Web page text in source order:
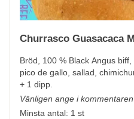
Churrasco Guasacaca
Bröd, 100 % Black Angus biff,
pico de gallo, sallad,
+ 1 dipp.
Vänligen ange i
Minsta antal: 1 st